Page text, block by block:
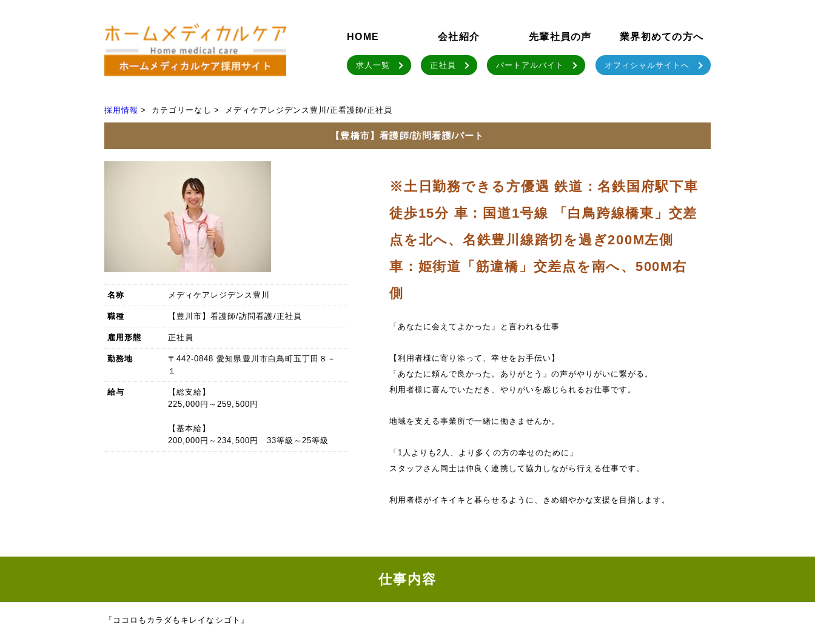
HOME 会社紹介 先輩社員の声 業界初めての方へ
求人一覧 正社員 パートアルバイト オフィシャルサイトへ
採用情報 カテゴリーなし メディケアレジデンス豊川/正看護師/正社員
【豊橋市】看護師/訪問看護/パート
名称 メディケアレジデンス豊川
職種 【豊川市】看護師/訪問看護/正社員
雇用形態 正社員
勤務地
〒442-0848 愛知県豊川市白鳥町五丁田８－
１
給与
【総支給】
225,000円～259,500円
【基本給】
200,000円～234,500円 33等級～25等級
※土日勤務できる方優遇 鉄道：名鉄国府駅下車
徒歩15分 車：国道1号線 「白鳥跨線橋東」交差
点を北へ、名鉄豊川線踏切を過ぎ200M左側
車：姫街道「筋違橋」交差点を南へ、500M右
側
「あなたに会えてよかった」と言われる仕事
【利用者様に寄り添って、幸せをお手伝い】
「あなたに頼んで良かった。ありがとう」の声がやりがいに繋がる。
利用者様に喜んでいただき、やりがいを感じられるお仕事です。
地域を支える事業所で一緒に働きませんか。
「1人よりも2人、より多くの方の幸せのために」
スタッフさん同士は仲良く連携して協力しながら行える仕事です。
利用者様がイキイキと暮らせるように、きめ細やかな支援を目指します。
仕事内容
『ココロもカラダもキレイなシゴト』